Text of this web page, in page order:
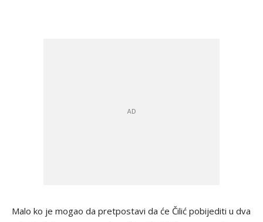
Malo ko je mogao da pretpostavi da će Čilić pobijediti u dva